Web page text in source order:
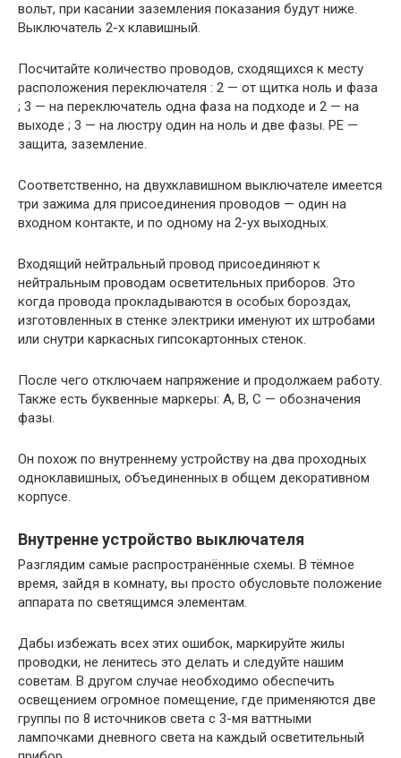
вольт, при касании заземления показания будут ниже.
Выключатель 2-х клавишный.
Посчитайте количество проводов, сходящихся к месту
расположения переключателя : 2 — от щитка ноль и фаза
; 3 — на переключатель одна фаза на подходе и 2 — на
выходе ; 3 — на люстру один на ноль и две фазы. PE —
защита, заземление.
Соответственно, на двухклавишном выключателе имеется
три зажима для присоединения проводов — один на
входном контакте, и по одному на 2-ух выходных.
Входящий нейтральный провод присоединяют к
нейтральным проводам осветительных приборов. Это
когда провода прокладываются в особых бороздах,
изготовленных в стенке электрики именуют их штробами
или снутри каркасных гипсокартонных стенок.
После чего отключаем напряжение и продолжаем работу.
Также есть буквенные маркеры: A, B, C — обозначения
фазы.
Он похож по внутреннему устройству на два проходных
одноклавишных, объединенных в общем декоративном
корпусе.
Внутренне устройство выключателя
Разглядим самые распространённые схемы. В тёмное
время, зайдя в комнату, вы просто обусловьте положение
аппарата по светящимся элементам.
Дабы избежать всех этих ошибок, маркируйте жилы
проводки, не ленитесь это делать и следуйте нашим
советам. В другом случае необходимо обеспечить
освещением огромное помещение, где применяются две
группы по 8 источников света с 3-мя ваттными
лампочками дневного света на каждый осветительный